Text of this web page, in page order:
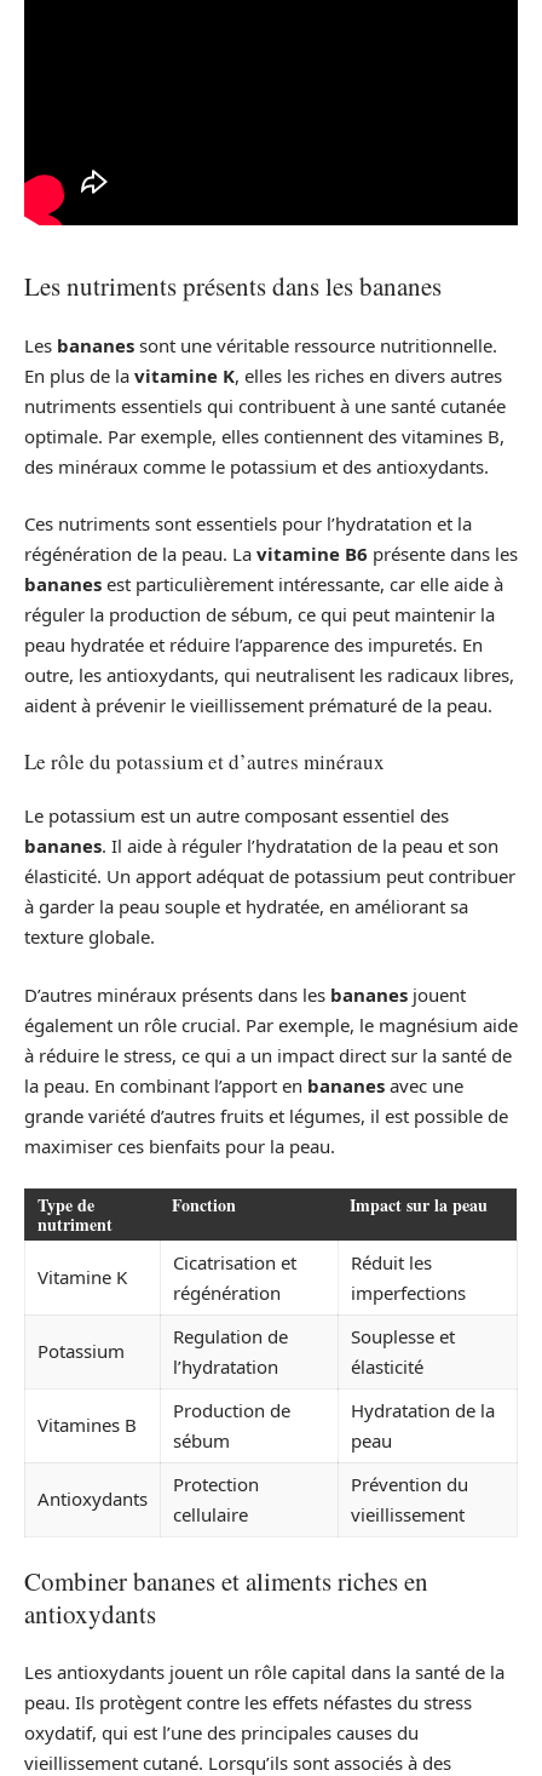
Les nutriments présents dans les bananes
Les bananes sont une véritable ressource nutritionnelle.
En plus de la vitamine K, elles les riches en divers autres
nutriments essentiels qui contribuent à une santé cutanée
optimale. Par exemple, elles contiennent des vitamines B,
des minéraux comme le potassium et des antioxydants.
Ces nutriments sont essentiels pour l’hydratation et la
régénération de la peau. La vitamine B6 présente dans les
bananes est particulièrement intéressante, car elle aide à
réguler la production de sébum, ce qui peut maintenir la
peau hydratée et réduire l’apparence des impuretés. En
outre, les antioxydants, qui neutralisent les radicaux libres,
aident à prévenir le vieillissement prématuré de la peau.
Le rôle du potassium et d’autres minéraux
Le potassium est un autre composant essentiel des
bananes. Il aide à réguler l’hydratation de la peau et son
élasticité. Un apport adéquat de potassium peut contribuer
à garder la peau souple et hydratée, en améliorant sa
texture globale.
D’autres minéraux présents dans les bananes jouent
également un rôle crucial. Par exemple, le magnésium aide
à réduire le stress, ce qui a un impact direct sur la santé de
la peau. En combinant l’apport en bananes avec une
grande variété d’autres fruits et légumes, il est possible de
maximiser ces bienfaits pour la peau.
Type de
nutriment
Fonction Impact sur la peau
Vitamine K
Cicatrisation et
régénération
Réduit les
imperfections
Potassium
Regulation de
l’hydratation
Souplesse et
élasticité
Vitamines B
Production de
sébum
Hydratation de la
peau
Antioxydants
Protection
cellulaire
Prévention du
vieillissement
Combiner bananes et aliments riches en
antioxydants
Les antioxydants jouent un rôle capital dans la santé de la
peau. Ils protègent contre les effets néfastes du stress
oxydatif, qui est l’une des principales causes du
vieillissement cutané. Lorsqu’ils sont associés à des